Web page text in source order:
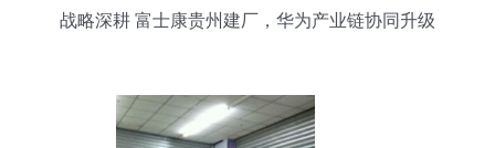
战略深耕 富士康贵州建厂，华为产业链协同升级